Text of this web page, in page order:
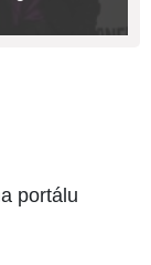
portálu